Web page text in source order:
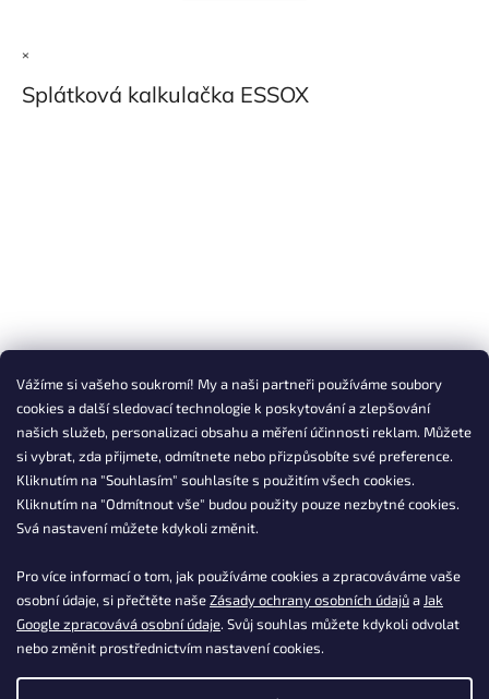
Vážíme si vašeho soukromí! My a naši partneři používáme soubory
cookies a další sledovací technologie k poskytování a zlepšování
našich služeb, personalizaci obsahu a měření účinnosti reklam. Můžete
si vybrat, zda přijmete, odmítnete nebo přizpůsobíte své preference.
Kliknutím na "Souhlasím" souhlasíte s použitím všech cookies.
Kliknutím na "Odmítnout vše" budou použity pouze nezbytné cookies.
Svá nastavení můžete kdykoli změnit.
Pro více informací o tom, jak používáme cookies a zpracováváme vaše
osobní údaje, si přečtěte našeZásady ochrany osobních údajůa Jak
Google zpracovává osobní údaje. Svůj souhlas můžete kdykoli odvolat
nebo změnit prostřednictvím nastavení cookies.
×
Splátková kalkulačka ESSOX